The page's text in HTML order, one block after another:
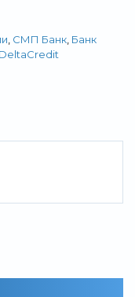
СМП Банк Банк
DeltaCredit